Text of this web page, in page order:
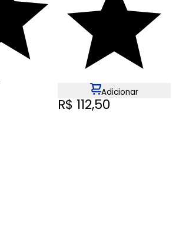
Adicionar
R$ 112,50